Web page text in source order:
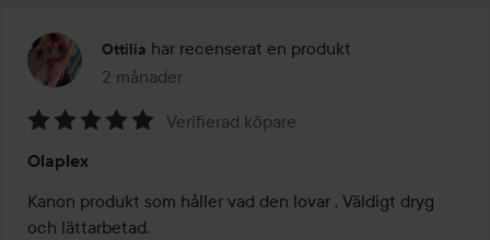
Ottilia har recenserat en produkt
2 månader
Inlägget skapades 2 månader
5
av
5
Verifierad köpare
Olaplex
Kanon produkt som håller vad den lovar . Väldigt dryg
och lättarbetad.